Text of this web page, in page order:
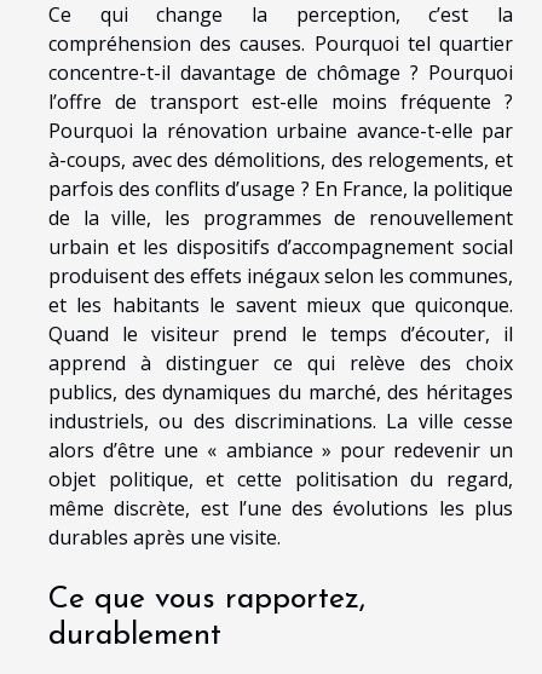
Ce qui change la perception, c’est la
compréhension des causes. Pourquoi tel quartier
concentre-t-il davantage de chômage ? Pourquoi
l’offre de transport est-elle moins fréquente ?
Pourquoi la rénovation urbaine avance-t-elle par
à-coups, avec des démolitions, des relogements, et
parfois des conflits d’usage ? En France, la politique
de la ville, les programmes de renouvellement
urbain et les dispositifs d’accompagnement social
produisent des effets inégaux selon les communes,
et les habitants le savent mieux que quiconque.
Quand le visiteur prend le temps d’écouter, il
apprend à distinguer ce qui relève des choix
publics, des dynamiques du marché, des héritages
industriels, ou des discriminations. La ville cesse
alors d’être une « ambiance » pour redevenir un
objet politique, et cette politisation du regard,
même discrète, est l’une des évolutions les plus
durables après une visite.
Ce que vous rapportez,
durablement